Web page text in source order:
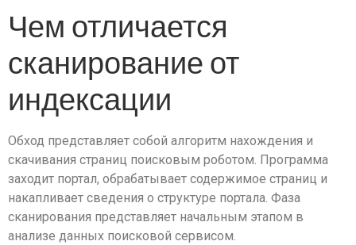
Чем отличается
сканирование от
индексации
Обход представляет собой алгоритм нахождения и
скачивания страниц поисковым роботом. Программа
заходит портал, обрабатывает содержимое страниц и
накапливает сведения о структуре портала. Фаза
сканирования представляет начальным этапом в
анализе данных поисковой сервисом.